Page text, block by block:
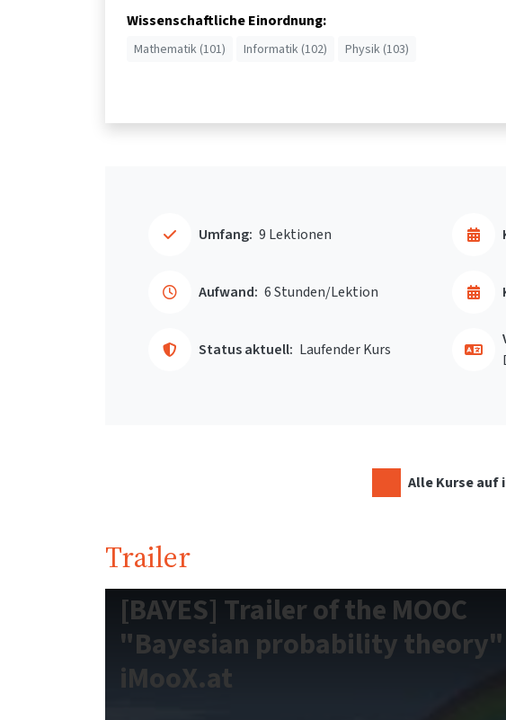
Wissenschaftliche Einordnung:
Mathematik (101) Informatik (102) Physik (103)
Umfang: 9 Lektionen
Aufwand: 6 Stunden/Lektion
Status aktuell: Laufender Kurs
Alle Kurse auf
Trailer
[BAYES] Trailer of the MOOC
"Bayesian probability
iMooX.at